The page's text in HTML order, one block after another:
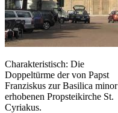
Charakteristisch: Die
Doppeltürme der von Papst
Franziskus zur Basilica minor
erhobenen Propsteikirche St.
Cyriakus.